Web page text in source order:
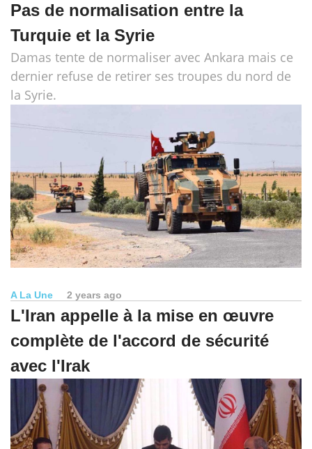
Pas de normalisation entre la
Turquie et la Syrie
Damas tente de normaliser avec Ankara mais ce
dernier refuse de retirer ses troupes du nord de
la Syrie.
A La Une 2 years ago
L'Iran appelle à la mise en œuvre
complète de l'accord de sécurité
avec l'Irak